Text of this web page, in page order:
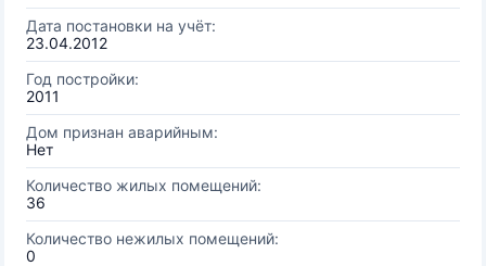
Дата постановки на учёт:
23.04.2012
Год постройки:
2011
Дом признан аварийным:
Нет
Количество жилых помещений:
36
Количество нежилых помещений:
0